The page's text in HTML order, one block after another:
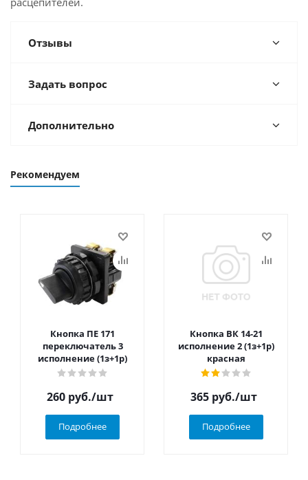
Отзывы
Задать вопрос
Дополнительно
Рекомендуем
Кнопка ПЕ 171
переключатель 3
исполнение (1з+1р)
260 руб./шт
Подробнее
Кнопка ВК 14-21
исполнение 2 (1з+1р)
красная
365 руб./шт
Подробнее